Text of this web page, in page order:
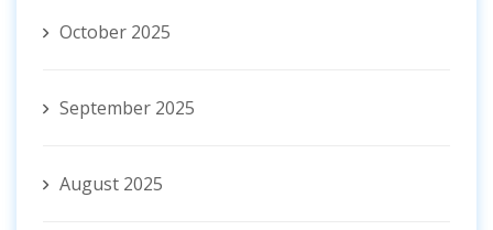
October 2025
September 2025
August 2025